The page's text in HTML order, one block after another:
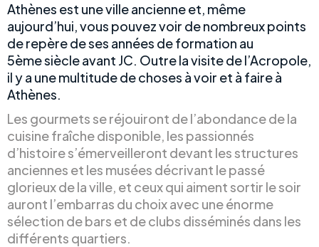
Athènes est une ville ancienne et, même
aujourd’hui, vous pouvez voir de nombreux points
de repère de ses années de formation au
5ème siècle avant JC. Outre la visite de l’Acropole,
il y a une multitude de choses à voir et à faire à
Athènes.
Les gourmets se réjouiront de l’abondance de la
cuisine fraîche disponible, les passionnés
d’histoire s’émerveilleront devant les structures
anciennes et les musées décrivant le passé
glorieux de la ville, et ceux qui aiment sortir le soir
auront l’embarras du choix avec une énorme
sélection de bars et de clubs disséminés dans les
différents quartiers.